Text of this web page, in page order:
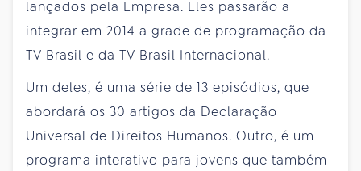
lançados pela Empresa. Eles passarão a
integrar em 2014 a grade de programação da
TV Brasil e da TV Brasil Internacional.
Um deles, é uma série de 13 episódios, que
abordará os 30 artigos da Declaração
Universal de Direitos Humanos. Outro, é um
programa interativo para jovens que também